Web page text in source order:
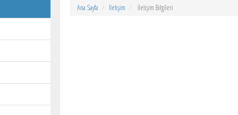
Ana Sayfa İletişim İletişim Bilgileri